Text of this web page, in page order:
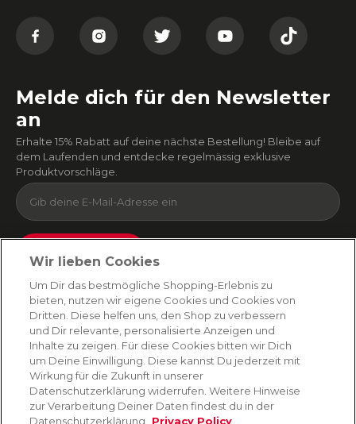
Melde dich für den Newsletter
an
Erhalte 15% Rabatt auf deine nächste Bestellung! Bleibe auf
dem Laufenden und entdecke regelmässig exklusive
Produktvorschläge.
Absenden
Du kannst dich jederzeit von unserem Newsletter abmelden. Indem du fortfährst, stimmst
du unseren E-Mail-Bedingungenund Datenschutzbestimmungen zu
AMORANA
MARKEN
Wir lieben Cookies
Um Dir das bestmögliche Shopping-Erlebnis zu
bieten, nutzen wir eigene Cookies und Cookies von
Dritten. Diese helfen uns, den Shop zu verbessern
und Dir relevante, personalisierte Anzeigen und
Inhalte zu zeigen. Für diese Cookies bitten wir Dich
um Deine Einwilligung. Diese kannst Du jederzeit mit
Wirkung für die Zukunft in unserer
Datenschutzerklärung widerrufen. Weitere Hinweise
zur Verarbeitung Deiner Daten findest du in der
Datenschutzerklärung.
Privacy Policy